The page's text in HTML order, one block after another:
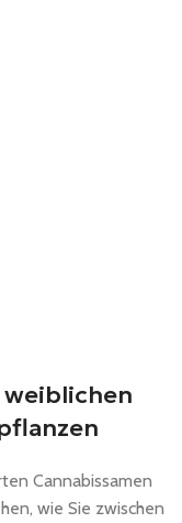
Cannabissamen
wie Sie zwischen